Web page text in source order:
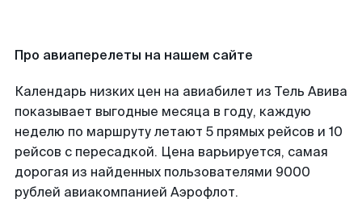
Про авиаперелеты на нашем сайте
Календарь низких цен на авиабилет из Тель Авива
показывает выгодные месяца в году, каждую
неделю по маршруту летают 5 прямых рейсов и 10
рейсов с пересадкой. Цена варьируется, самая
дорогая из найденных пользователями 9000
рублей авиакомпанией Аэрофлот.